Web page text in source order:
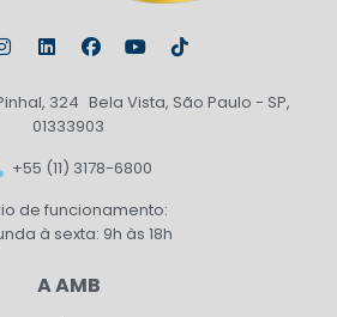
324 Bela Vista, São Paulo - SP,
01333903
+55 (11) 3178-6800
de funcionamento:
à sexta: 9h às 18h
A AMB